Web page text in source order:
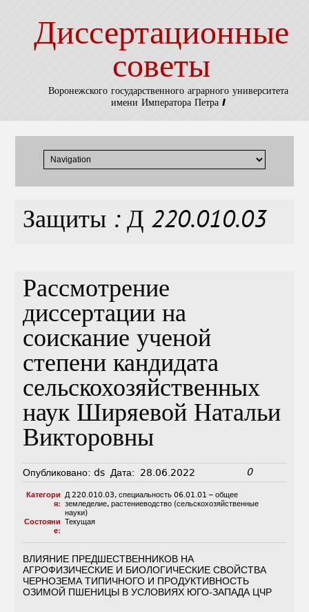
Диссертационные
советы
Воронежского государственного аграрного университета
имени Императора Петра I
Защиты : Д 220.010.03
Рассмотрение
диссертации на
соискание ученой
степени кандидата
сельскохозяйственных
наук Ширяевой Натальи
Викторовны
Опубликовано: ds Дата: 28.06.2022 0
Категори
я:
Д 220.010.03, специальность 06.01.01 – общее
земледелие, растениеводство (сельскохозяйственные
науки)
Состояни
е:
Текущая
ВЛИЯНИЕ ПРЕДШЕСТВЕННИКОВ НА
АГРОФИЗИЧЕСКИЕ И БИОЛОГИЧЕСКИЕ СВОЙСТВА
ЧЕРНОЗЕМА ТИПИЧНОГО И ПРОДУКТИВНОСТЬ
ОЗИМОЙ ПШЕНИЦЫ В УСЛОВИЯХ ЮГО-ЗАПАДА ЦЧР